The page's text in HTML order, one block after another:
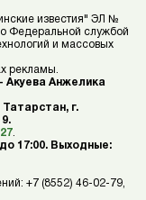
известия" ЭЛ №
Федеральной службой
и массовых
рекламы.
Акуева Анжелика
Татарстан, г.
17:00. Выходные:
+7 (8552) 46-02-79,